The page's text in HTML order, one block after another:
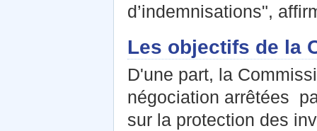
d’indemnisations",
Les objectifs de la
D'une part, la
négociation arrêtées
sur la protection des